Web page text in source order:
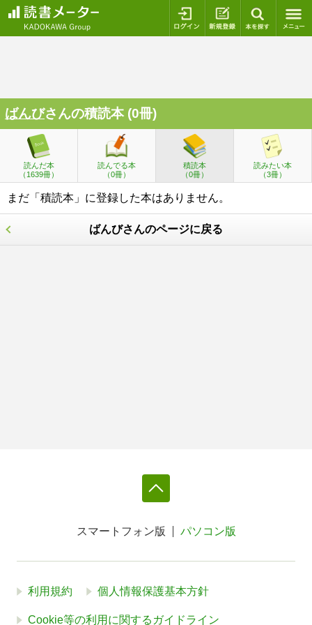
ログイン 新規登録
ばんびさんの積読本 (0冊)
読んだ本
（1639冊）
読んでる本
（0冊）
積読本
（0冊）
読みたい本
（3冊）
まだ「積読本」に登録した本はありません。
ばんびさんのページに戻る
スマートフォン版 パソコン版
利用規約 個人情報保護基本方針
Cookie等の利用に関するガイドライン